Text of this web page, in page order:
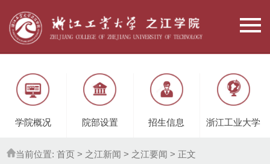
学院概况 院部设置 招生信息 浙江工业大学
当前位置:首页 > 之江新闻 > 之江要闻 > 正文